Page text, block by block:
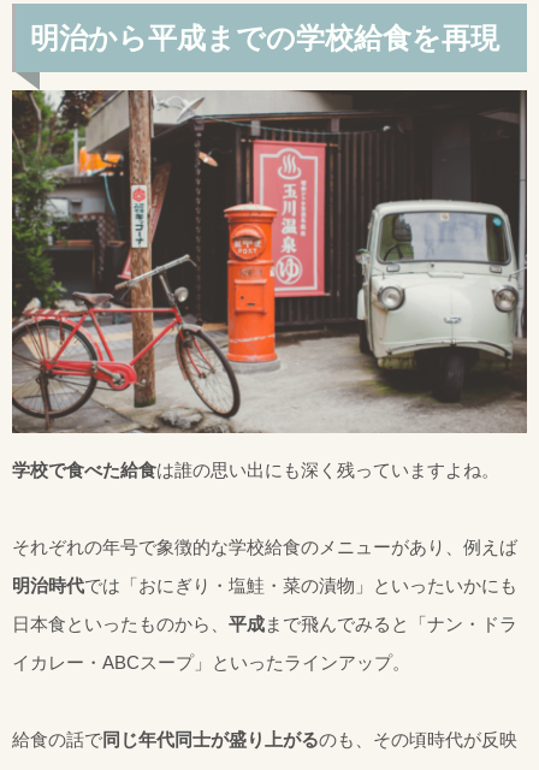
明治から平成までの学校給食を再現
学校で食べた給食は誰の思い出にも深く残っていますよね。
それぞれの年号で象徴的な学校給食のメニューがあり、例えば
明治時代では「おにぎり・塩鮭・菜の漬物」といったいかにも
日本食といったものから、 平成まで飛んでみると「ナン・ドラ
イカレー・ABCスープ」といったラインアップ。
給食の話で同じ年代同士が盛り上がるのも、その頃時代が反映